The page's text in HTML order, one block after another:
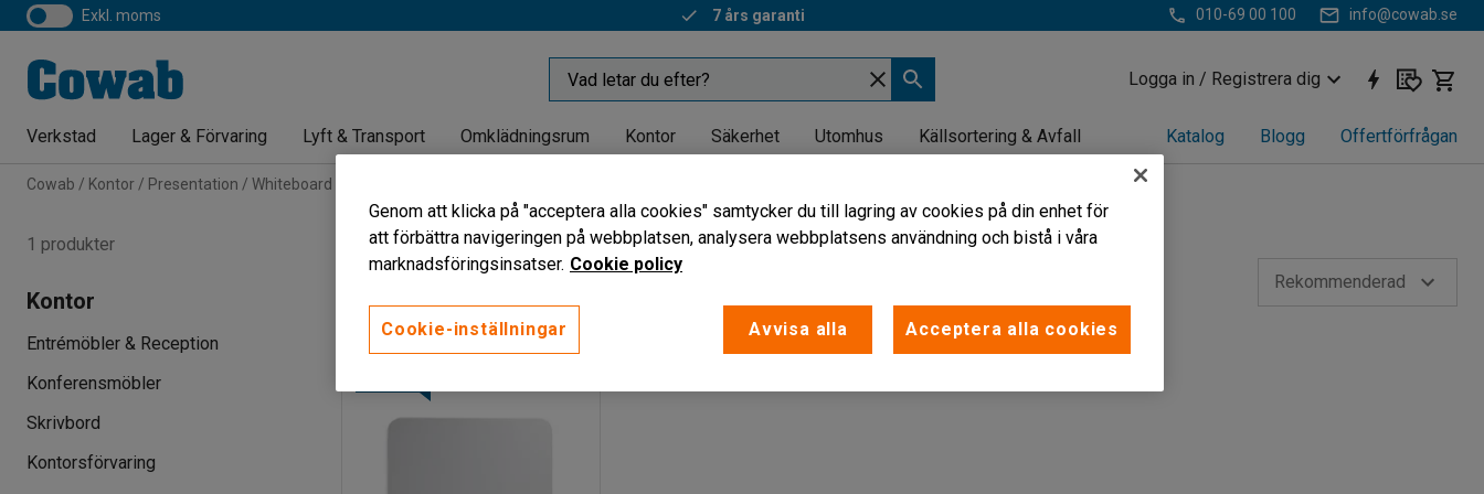
exkl. moms 7 års garanti 010-69 00 100 info@cowab.se
Logga in / Registrera dig
Verkstad Lager & Förvaring Lyft & Transport Omklädningsrum Kontor Säkerhet Utomhus Källsortering & Avfall Katalog Blogg Offertförfrågan
Cowab Kontor Presentation Whiteboard
Vägghängda glasskrivtavlor
Rekommenderad
1 produkter
Kontor
Entrémöbler & Reception
Konferensmöbler
Skrivbord
Kontorsförvaring
Genom att klicka på "acceptera alla cookies" samtycker du till lagring av cookies på din enhet för
att förbättra navigeringen på webbplatsen, analysera webbplatsens användning och bistå i våra
marknadsföringsinsatser. Cookie policy
Cookie-inställningar Avvisa alla Acceptera alla cookies